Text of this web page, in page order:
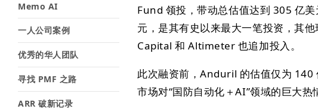
Memo AI
一人公司案例
优秀的华人团队
寻找 PMF 之路
ARR 破新记录
Fund 领投，带动总估值达到 305 亿
元，是其有史以来最大一笔投资，其
Capital 和 Altimeter 也追加投入。
此次融资前，Anduril 的估值仅为 140
市场对“国防自动化＋AI”领域的巨大热